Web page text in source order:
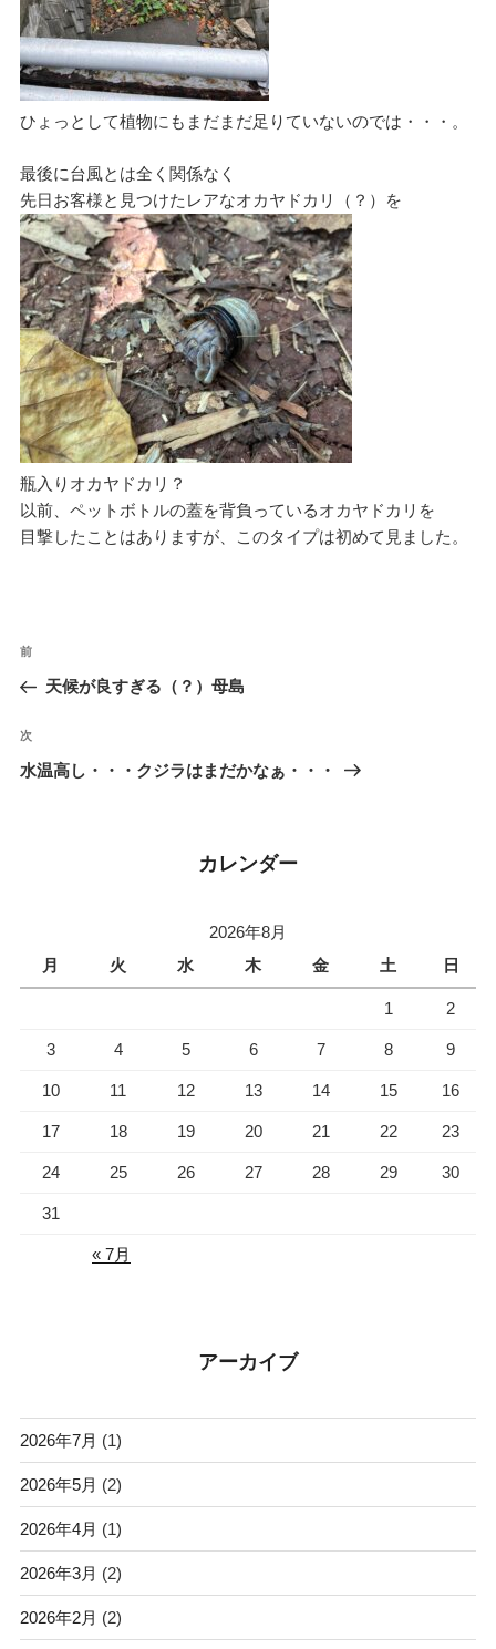
ひょっとして植物にもまだまだ足りていないのでは・・・。
最後に台風とは全く関係なく
先日お客様と見つけたレアなオカヤドカリ（？）を
瓶入りオカヤドカリ？
以前、ペットボトルの蓋を背負っているオカヤドカリを
目撃したことはありますが、このタイプは初めて見ました。
投
ビ
ゲ
過
去
投
稿
前
天候が良すぎる（？）母島
次
の
次
水温高し・・・クジラはまだかなぁ・・・
カレンダー
2026年8月
月
火 水 木 金 土 日
1 2
3 4 5 6 7 8 9
10 11 12 13 14 15 16
17 18 19 20 21 22 23
24 25 26 27 28 29 30
31
« 7月
アーカイブ
2026年7月 (1)
2026年5月 (2)
2026年4月 (1)
2026年3月 (2)
2026年2月 (2)